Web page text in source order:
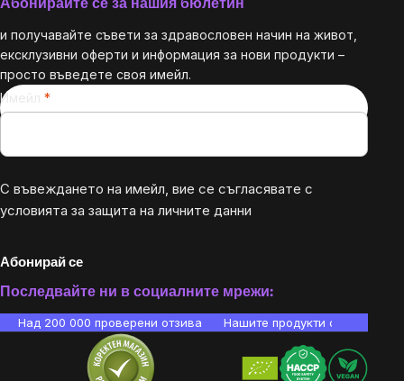
Абонирайте се за нашия бюлетин
и получавайте съвети за здравословен начин на живот,
ексклузивни оферти и информация за нови продукти –
просто въведете своя имейл.
Имейл
С въвеждането на имейл, вие се съгласявате с
условията за защита на личните данни
Абонирай се
Последвайте ни в социалните мрежи:
Над 200 000 проверени отзива Нашите продукти са